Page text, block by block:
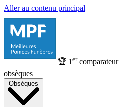
Aller au contenu principal
🏆 1 ercomparateur
obsèques
Obsèques